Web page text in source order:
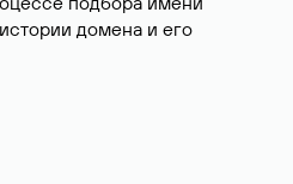
домена и его